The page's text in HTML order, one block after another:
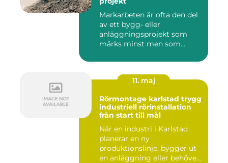
Markarbeten är ofta den del
av ett bygg- eller
anläggningsprojekt som
märks minst men som
11. maj
Rörmontage karlstad trygg
industriell rörinstallation
från start till mål
När en industri i Karlstad
planerar en ny
produktionslinje, bygger ut
en anläggning eller behöver